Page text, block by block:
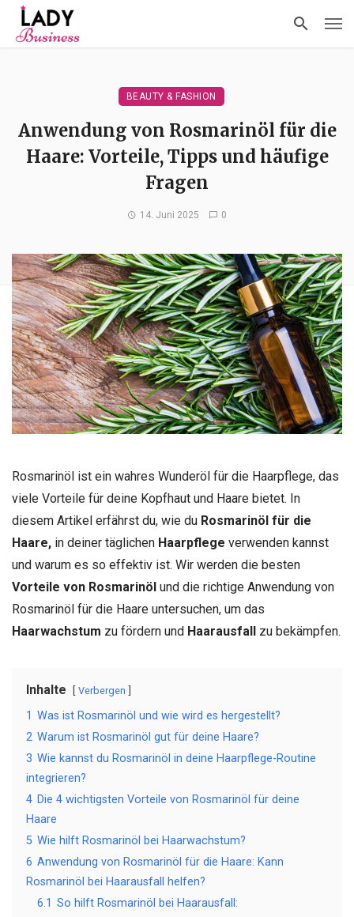
BEAUTY & FASHION
Anwendung von Rosmarinöl für die
Haare: Vorteile, Tipps und häufige
Fragen
14. Juni 2025 0
Rosmarinöl ist ein wahres Wunderöl für die Haarpflege, das
viele Vorteile für deine Kopfhaut und Haare bietet. In
diesem Artikel erfährst du, wie du Rosmarinöl für die
Haare, in deiner täglichen Haarpflege verwenden kannst
und warum es so effektiv ist. Wir werden die besten
Vorteile von Rosmarinöl und die richtige Anwendung von
Rosmarinöl für die Haare untersuchen, um das
Haarwachstum zu fördern und Haarausfall zu bekämpfen.
Inhalte Verbergen
1 Was ist Rosmarinöl und wie wird es hergestellt?
2 Warum ist Rosmarinöl gut für deine Haare?
3 Wie kannst du Rosmarinöl in deine Haarpflege-Routine
integrieren?
4 Die 4 wichtigsten Vorteile von Rosmarinöl für deine
Haare
5 Wie hilft Rosmarinöl bei Haarwachstum?
6 Anwendung von Rosmarinöl für die Haare: Kann
Rosmarinöl bei Haarausfall helfen?
6.1 So hilft Rosmarinöl bei Haarausfall: